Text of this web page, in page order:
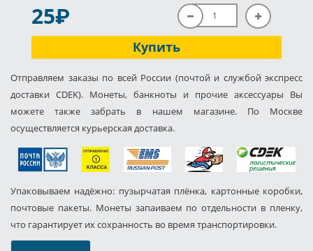
25P
Купить
Отправляем заказы по всей России (почтой и службой экспресс
доставки CDEK). Монеты, банкноты и прочие аксессуары Вы
можете также забрать в нашем магазине. По Москве
осуществляется курьерская доставка.
Упаковываем надёжно: пузырчатая плёнка, картонные коробки,
почтовые пакеты. Монеты запаиваем по отдельности в пленку,
что гарантирует их сохранность во время транспортировки.